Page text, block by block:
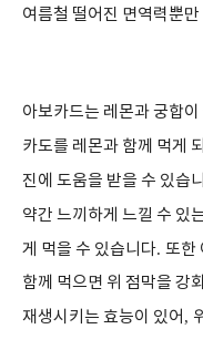
여름철 떨어진 면역력뿐
아보카드는 레몬과 궁합
카도를 레몬과 함께 먹게
진에 도움을 받을 수 있습
약간 느끼하게 느낄 수 있
게 먹을 수 있습니다. 또한
함께 먹으면 위 점막을 강
재생시키는 효능이 있어 ,